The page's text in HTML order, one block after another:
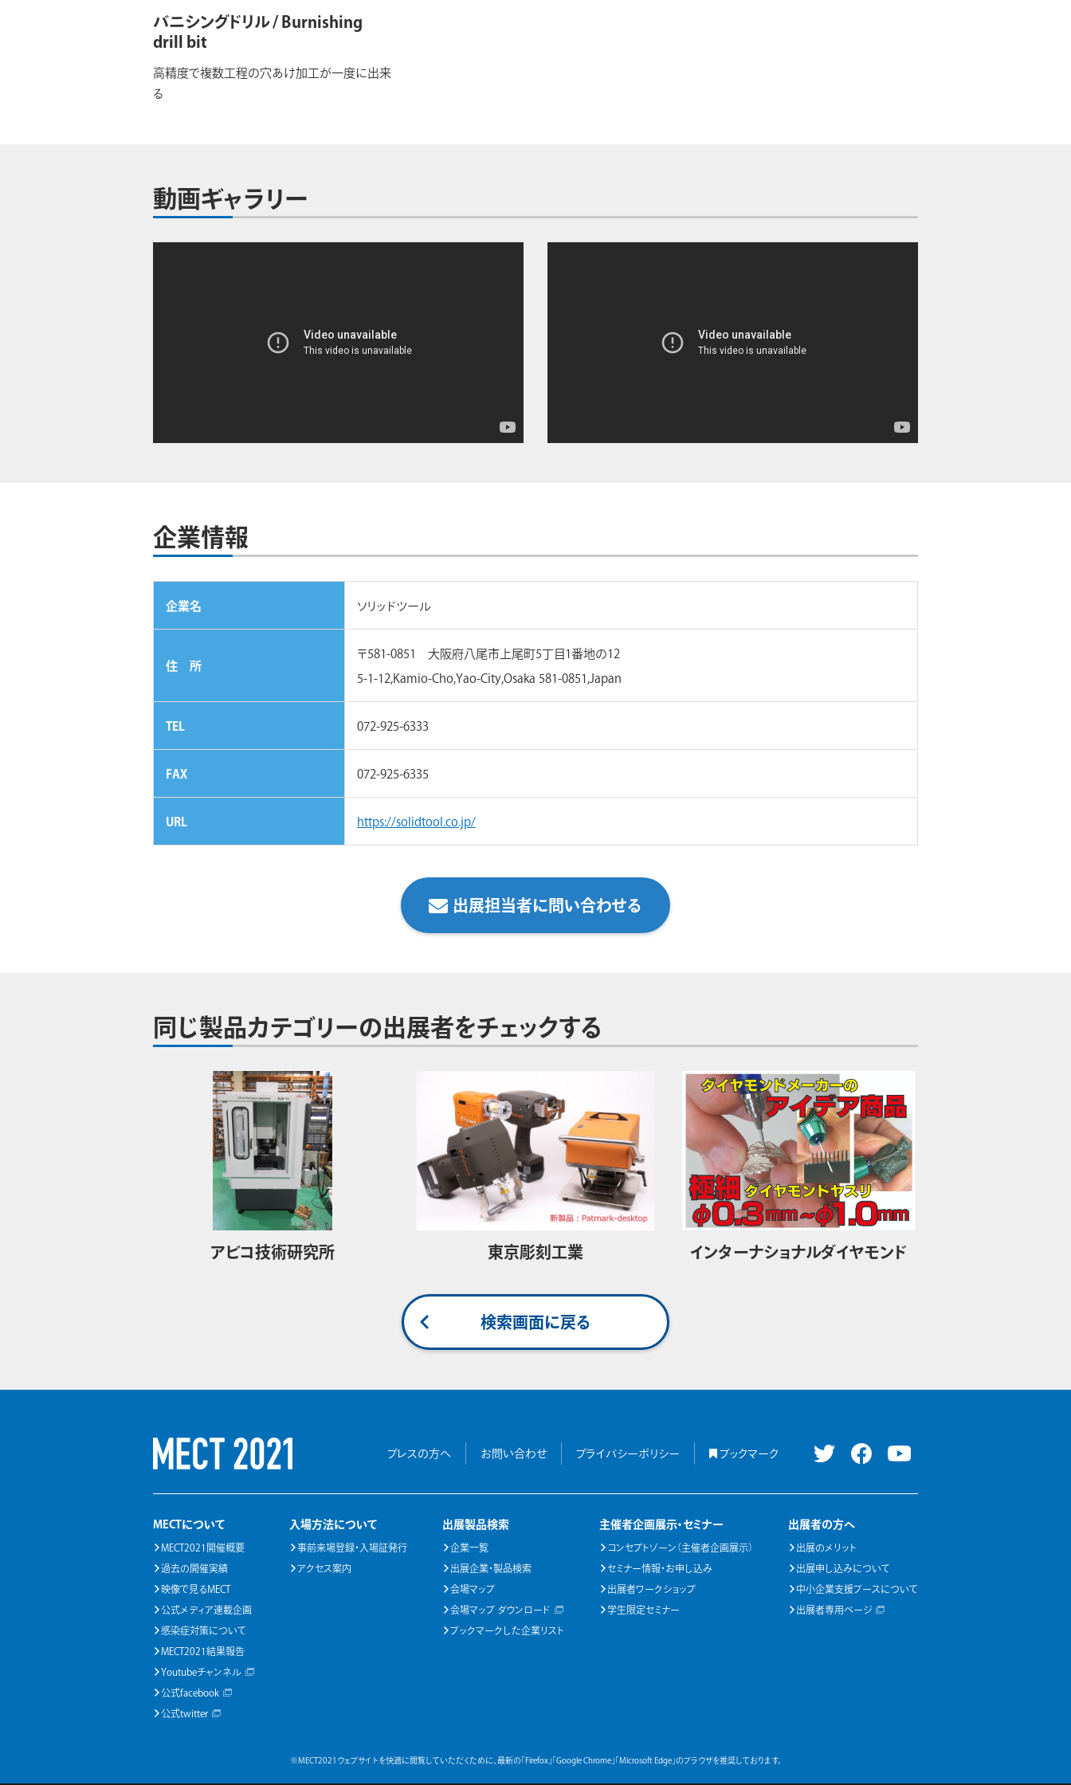
バニシングドリル / Burnishing
drill bit
高精度で複数工程の穴あけ加工が一度に出来
る
動画ギャラリー
企業情報
企業名 ソリッドツール
住 所
〒581-0851 大阪府八尾市上尾町5丁目1番地の12
5-1-12,Kamio-Cho,Yao-City,Osaka 581-0851,Japan
TEL 072-925-6333
FAX 072-925-6335
URL https://solidtool.co.jp/
出展担当者に問い合わせる
同じ製品カテゴリーの出展者をチェックする
アビコ技術研究所 東京彫刻工業 インターナショナルダイヤモンド
検索画面に戻る
プレスの方へ お問い合わせ プライバシーポリシー ブックマーク
MECTについて
MECT2021開催概要
過去の開催実績
映像で見るMECT
公式メディア連載企画
感染症対策について
MECT2021結果報告
Youtubeチャンネル
公式facebook
公式twitter
入場方法について
事前来場登録・入場証発行
アクセス案内
出展製品検索
企業一覧
出展企業・製品検索
会場マップ
会場マップ ダウンロード
ブックマークした企業リスト
主催者企画展示・セミナー
コンセプトゾーン（主催者企画展示）
セミナー情報・お申し込み
出展者ワークショップ
学生限定セミナー
出展者の方へ
出展のメリット
出展申し込みについて
中小企業支援ブースについて
出展者専用ページ
※MECT2021ウェブサイトを快適に閲覧していただくために、最新の「Firefox」「Google Chrome」「Microsoft Edge」のブラウザを推奨しております。